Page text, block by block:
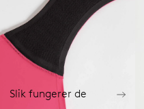
Slik fungerer de